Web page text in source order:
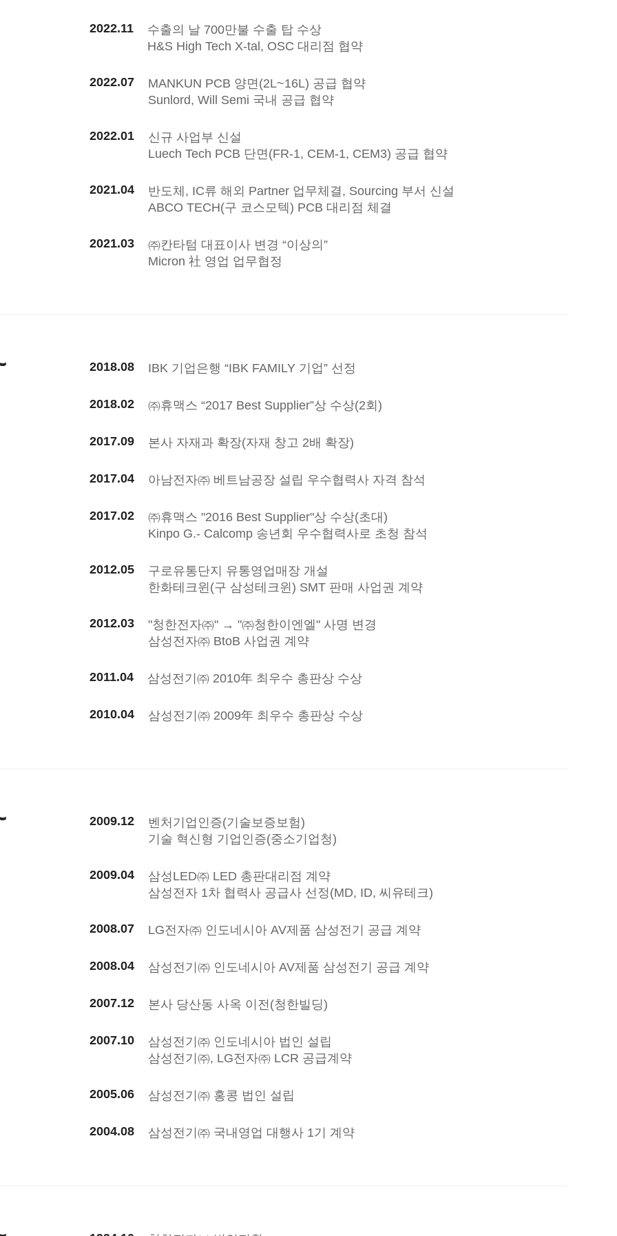
2022.11
수출의 날 700만불 수출 탑 수상
H&S High Tech X-tal, OSC 대리점 협약
2022.07
MANKUN PCB 양면(2L~16L) 공급 협약
Sunlord, Will Semi 국내 공급 협약
2022.01
신규 사업부 신설
Luech Tech PCB 단면(FR-1, CEM-1, CEM3) 공급 협약
2021.04
반도체, IC류 해외 Partner 업무체결, Sourcing 부서 신설
ABCO TECH(구 코스모텍) PCB 대리점 체결
2021.03
㈜칸타텀 대표이사 변경 “이상의”
Micron 社 영업 업무협정
2018.08 IBK 기업은행 “IBK FAMILY 기업” 선정
2018.02 ㈜휴맥스 “2017 Best Supplier”상 수상(2회)
2017.09 본사 자재과 확장(자재 창고 2배 확장)
2017.04 아남전자㈜ 베트남공장 설립 우수협력사 자격 참석
2017.02
㈜휴맥스 "2016 Best Supplier"상 수상(초대)
Kinpo G.- Calcomp 송년회 우수협력사로 초청 참석
2012.05
구로유통단지 유통영업매장 개설
한화테크윈(구 삼성테크윈) SMT 판매 사업권 계약
2012.03
"청한전자㈜" → "㈜청한이엔엘" 사명 변경
삼성전자㈜ BtoB 사업권 계약
2011.04 삼성전기㈜ 2010年 최우수 총판상 수상
2010.04 삼성전기㈜ 2009年 최우수 총판상 수상
2009.12
벤처기업인증(기술보증보험)
기술 혁신형 기업인증(중소기업청)
2009.04
삼성LED㈜ LED 총판대리점 계약
삼성전자 1차 협력사 공급사 선정(MD, ID, 씨유테크)
2008.07 LG전자㈜ 인도네시아 AV제품 삼성전기 공급 계약
2008.04 삼성전기㈜ 인도네시아 AV제품 삼성전기 공급 계약
2007.12 본사 당산동 사옥 이전(청한빌딩)
2007.10
삼성전기㈜ 인도네시아 법인 설립
삼성전기㈜, LG전자㈜ LCR 공급계약
2005.06 삼성전기㈜ 홍콩 법인 설립
2004.08 삼성전기㈜ 국내영업 대행사 1기 계약